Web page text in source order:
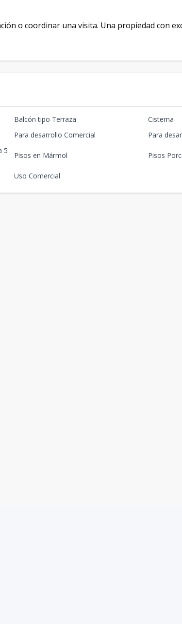
o coordinar una visita. Una propiedad con
Balcón tipo Terraza
Cisterna
Para desarrollo Comercial
Para
5
Pisos en Mármol Pisos
Uso Comercial